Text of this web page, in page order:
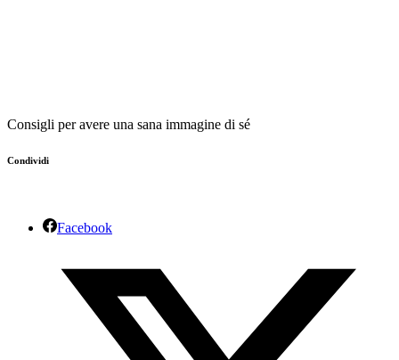
Consigli per avere una sana immagine di sé
Condividi
Facebook